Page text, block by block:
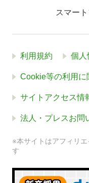
スマー
利用規約 個人
Cookie等の利用に
サイトアクセス情
法人・プレスお問
※本サイトはアフィリ
す